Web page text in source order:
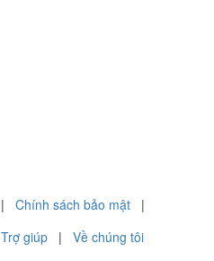
| Chính sách bảo mật
|
Trợ giúp | Về chúng tôi